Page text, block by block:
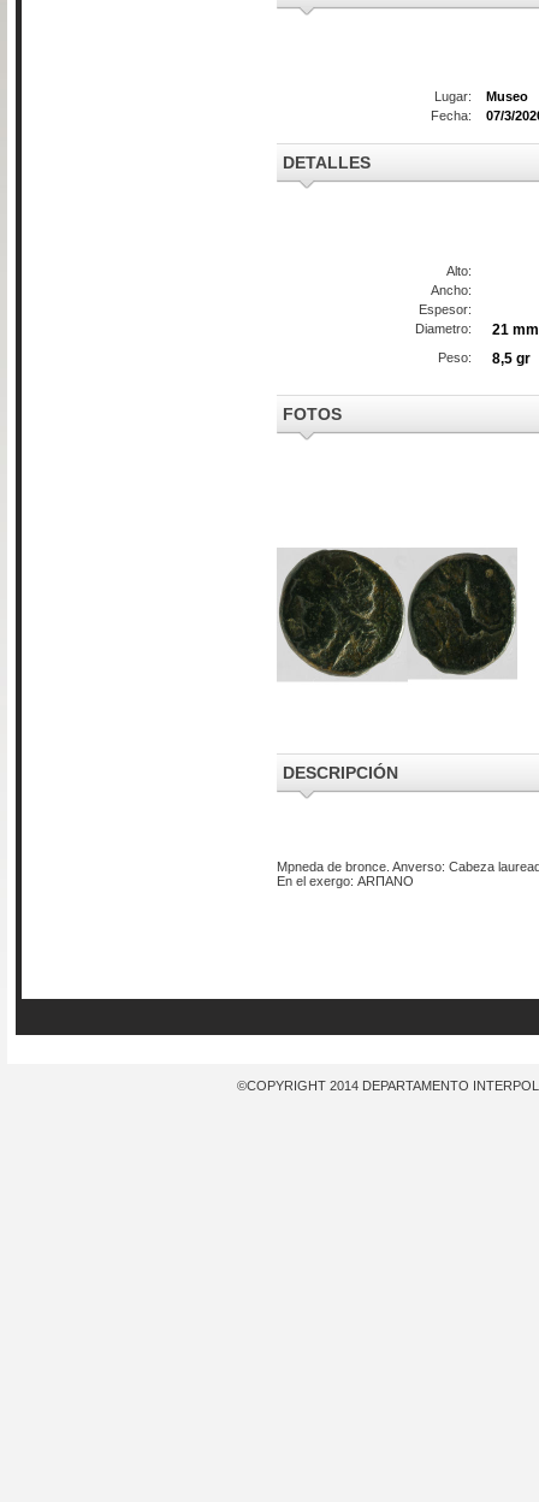
Lugar:
Museo
Fecha:
07/3/
DETALLES
Alto:
Ancho:
Espesor:
Diametro:
21 mm
Peso: 8,5 gr
FOTOS
DESCRIPCIÓN
Mpneda de bronce. Anverso: Cabeza
En el exergo: ΑRΠΑΝΟ
©COPYRIGHT 2014 DEPARTAMENTO